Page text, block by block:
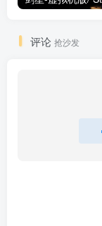
评论 抢沙发